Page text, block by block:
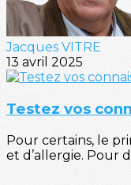
Jacques VITRE
13 avril 2025
Testez vos
Pour certains, le
et d’allergie. Pour